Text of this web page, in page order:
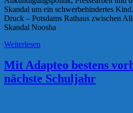
Skandal um ein schwerbehindertes
Druck – Potsdams Rathaus zwischen
Skandal Noosha
Weiterlesen
Mit Adapteo bestens
nächste Schuljahr